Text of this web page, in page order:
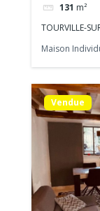
131 m²
TOURVILLE-
Maison
Vendue